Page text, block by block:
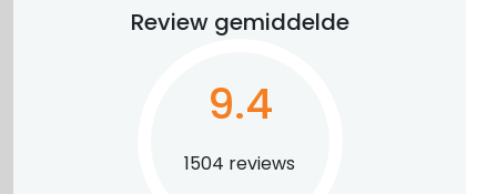
Review gemiddelde
1504 reviews
9.4